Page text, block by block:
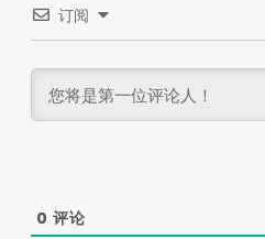
订阅
0 评论